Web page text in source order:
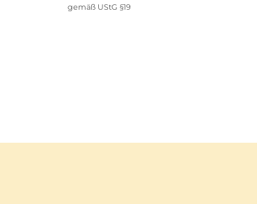
€12,90
ist:
gemäß UStG §19